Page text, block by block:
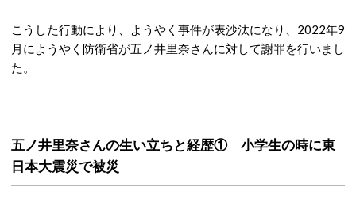
こうした行動により、ようやく事件が表沙汰になり、2022年9
月にようやく防衛省が五ノ井里奈さんに対して謝罪を行いまし
た。
五ノ井里奈さんの生い立ちと経歴① 小学生の時に東
日本大震災で被災